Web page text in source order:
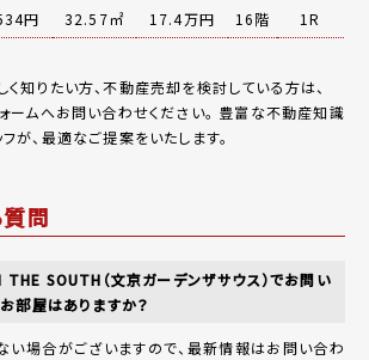
円 32.57㎡ 17.4万円 16階 1R
知りたい方、不動産売却を検討している方は、
ォームへお問い合わせください。 豊富な不動産知識
が、最適なご提案をいたします。
問
SOUTH（文京ガーデンザサウス）でお問い
部屋はありますか？
い場合がございますので、最新情報はお問い合わ